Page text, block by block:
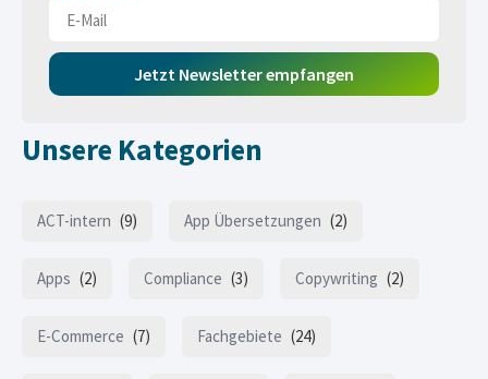
Jetzt Newsletter empfangen
Unsere Kategorien
ACT-intern (9) App Übersetzungen (2)
Apps (2) Compliance (3) Copywriting (2)
E-Commerce (7) Fachgebiete (24)